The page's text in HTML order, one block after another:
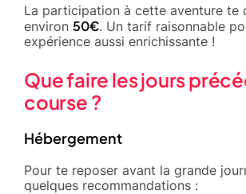
La participation à cette aventure te
environ 50€. Un tarif raisonnable
expérience aussi enrichissante !
Que faire les jours
course ?
Hébergement
Pour te reposer avant la grande
quelques recommandations :